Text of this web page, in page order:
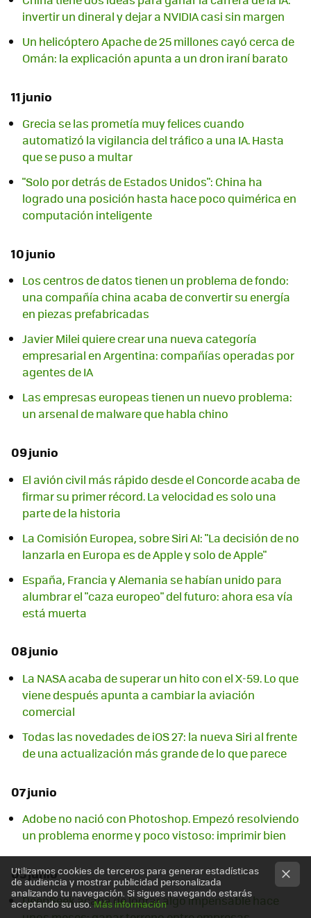
invertir un dineral y dejar a NVIDIA casi sin margen
Un helicóptero Apache de 25 millones cayó cerca de
Omán: la explicación apunta a un dron iraní barato
11 junio
Grecia se las prometía muy felices cuando
automatizó la vigilancia del tráfico a una IA. Hasta
que se puso a multar
"Solo por detrás de Estados Unidos": China ha
logrado una posición hasta hace poco quimérica en
computación inteligente
10 junio
Los centros de datos tienen un problema de fondo:
una compañía china acaba de convertir su energía
en piezas prefabricadas
Javier Milei quiere crear una nueva categoría
empresarial en Argentina: compañías operadas por
agentes de IA
Las empresas europeas tienen un nuevo problema:
un arsenal de malware que habla chino
09 junio
El avión civil más rápido desde el Concorde acaba de
firmar su primer récord. La velocidad es solo una
parte de la historia
La Comisión Europea, sobre Siri AI: "La decisión de no
lanzarla en Europa es de Apple y solo de Apple"
España, Francia y Alemania se habían unido para
alumbrar el "caza europeo" del futuro: ahora esa vía
está muerta
08 junio
La NASA acaba de superar un hito con el X-59. Lo que
viene después apunta a cambiar la aviación
comercial
Todas las novedades de iOS 27: la nueva Siri al frente
de una actualización más grande de lo que parece
07 junio
Adobe no nació con Photoshop. Empezó resolviendo
un problema enorme y poco vistoso: imprimir bien
05 junio
DeepSeek acaba de lograr algo impensable hace
Utilizamos cookies de terceros para generar estadísticas
de audiencia y mostrar publicidad personalizada
analizando tu navegación. Si sigues navegando estarás
aceptando su uso.Más información